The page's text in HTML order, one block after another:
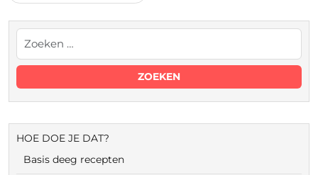
HOE DOE JE DAT?
Basis deeg recepten